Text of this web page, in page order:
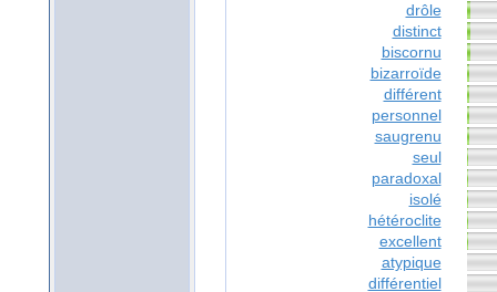
drôle
distinct
biscornu
bizarroïde
différent
personnel
saugrenu
seul
paradoxal
isolé
hétéroclite
excellent
atypique
différentiel